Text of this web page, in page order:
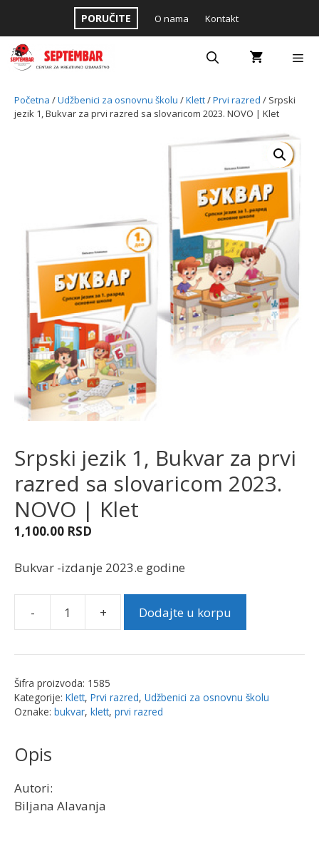
content
PORUČITE O nama Kontakt
Menu
Početna /Udžbenici za osnovnu školu /Klett/Prvi razred / Srpski
jezik 1, Bukvar za prvi razred sa slovaricom 2023. NOVO | Klet
Srpski jezik 1, Bukvar za prvi
razred sa slovaricom 2023.
NOVO | Klet
1,100.00 RSD
Bukvar -izdanje 2023.e godine
-
Srpski
1,
prvi
+ Dodajte u korpu
Šifra proizvoda: 1585
Kategorije: Klett, Prvi razred, Udžbenici za osnovnu školu
Oznake: bukvar, klett, prvi razred
Opis
Autori:
Biljana Alavanja